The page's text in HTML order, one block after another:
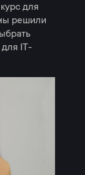
для
решили
для IT-